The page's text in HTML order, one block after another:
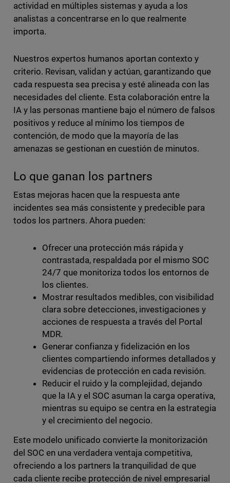
actividad en múltiples sistemas y ayuda a los
analistas a concentrarse en lo que realmente
importa.
Nuestros expertos humanos aportan contexto y
criterio. Revisan, validan y actúan, garantizando que
cada respuesta sea precisa y esté alineada con las
necesidades del cliente. Esta colaboración entre la
IA y las personas mantiene bajo el número de falsos
positivos y reduce al mínimo los tiempos de
contención, de modo que la mayoría de las
amenazas se gestionan en cuestión de minutos.
Lo que ganan los partners
Estas mejoras hacen que la respuesta ante
incidentes sea más consistente y predecible para
todos los partners. Ahora pueden:
Ofrecer una protección más rápida y
contrastada, respaldada por el mismo SOC
24/7 que monitoriza todos los entornos de
los clientes.
Mostrar resultados medibles, con visibilidad
clara sobre detecciones, investigaciones y
acciones de respuesta a través del Portal
MDR.
Generar confianza y fidelización en los
clientes compartiendo informes detallados y
evidencias de protección en cada revisión.
Reducir el ruido y la complejidad, dejando
que la IA y el SOC asuman la carga operativa,
mientras su equipo se centra en la estrategia
y el crecimiento del negocio.
Este modelo unificado convierte la monitorización
del SOC en una verdadera ventaja competitiva,
ofreciendo a los partners la tranquilidad de que
cada cliente recibe protección de nivel empresarial